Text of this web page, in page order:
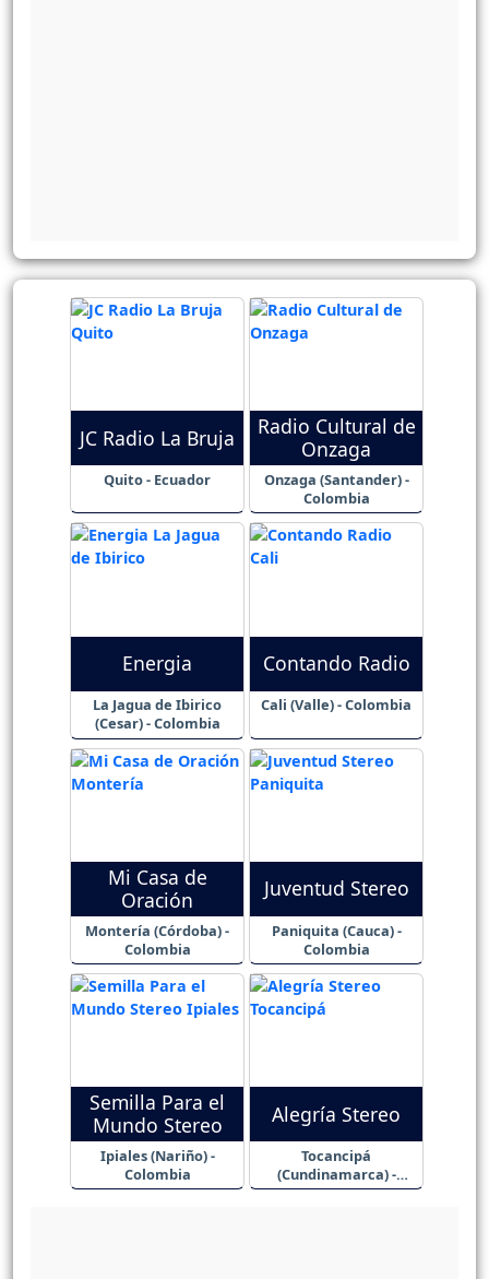
JC Radio La Bruja
Quito - Ecuador
Radio Cultural de
Onzaga
Onzaga (Santander) -
Colombia
Energia
La Jagua de Ibirico
(Cesar) - Colombia
Contando Radio
Cali (Valle) - Colombia
Mi Casa de
Oración
Montería (Córdoba) -
Colombia
Juventud Stereo
Paniquita (Cauca) -
Colombia
Semilla Para el
Mundo Stereo
Ipiales (Nariño) -
Colombia
Alegría Stereo
Tocancipá
(Cundinamarca) -
Colombia